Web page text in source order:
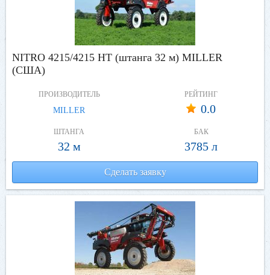
NITRO 4215/4215 HT (штанга 32 м) MILLER
(США)
ПРОИЗВОДИТЕЛЬ
MILLER
РЕЙТИНГ
0.0
ШТАНГА
32 м
БАК
3785 л
Сделать заявку